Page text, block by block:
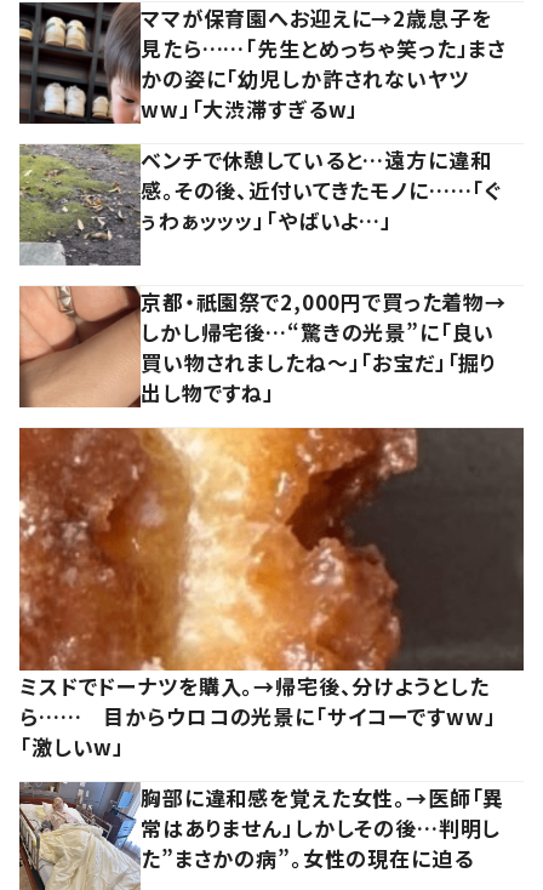
ママが保育園へお迎えに→2歳息子を
見たら……「先生とめっちゃ笑った」まさ
かの姿に「幼児しか許されないヤツ
ww」「大渋滞すぎるw」
ベンチで休憩していると…遠方に違和
感。その後、近付いてきたモノに……「ぐ
ぅわぁッッッ」「やばいよ…」
京都・祇園祭で2,000円で買った着物→
しかし帰宅後…“驚きの光景”に「良い
買い物されましたね～」「お宝だ」「掘り
出し物ですね」
ミスドでドーナツを購入。→帰宅後、分けようとした
ら…… 目からウロコの光景に「サイコーですww」
「激しいw」
胸部に違和感を覚えた女性。→医師「異
常はありません」しかしその後…判明し
た”まさかの病”。女性の現在に迫る